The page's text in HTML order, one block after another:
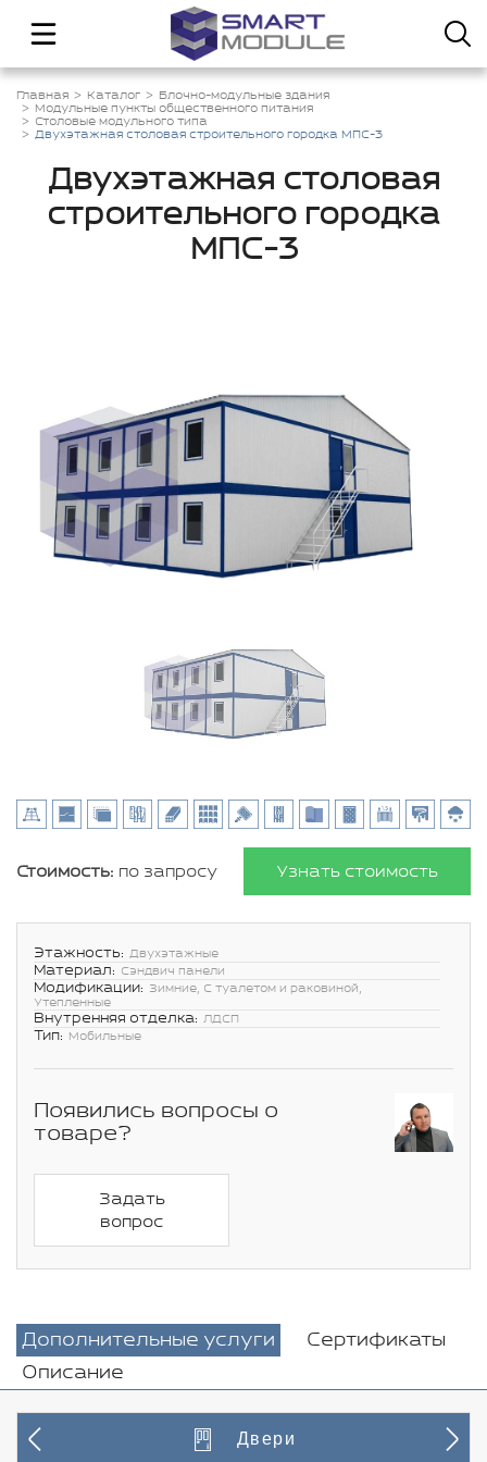
Главная Каталог
Блочно-модульные здания
Модульные пункты общественного питания
Столовые модульного типа
Двухэтажная столовая строительного городка МПС-3
Двухэтажная столовая
строительного городка
МПС-3
Стоимость: по запросу Узнать стоимость
Этажность: Двухэтажные
Материал: Сэндвич панели
Модификации: Зимние, С туалетом и раковиной,
Утепленные
Внутренняя отделка: ЛДСП
Тип: Мобильные
Появились вопросы о
товаре?
Задать
вопрос
Дополнительные услуги
Сертификаты
Описание
Двери